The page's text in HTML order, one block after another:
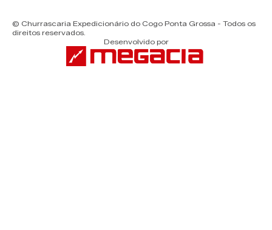
© Churrascaria Expedicionário do Cogo Ponta Grossa - Todos os
direitos reservados.
Desenvolvido por